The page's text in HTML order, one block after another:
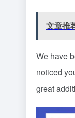
文章推
We have
noticed
great